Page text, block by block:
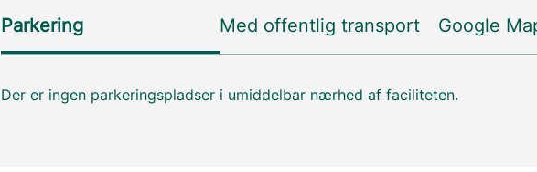
Parkering Med offentlig transport Google
Der er ingen parkeringspladser i umiddelbar nærhed af faciliteten.